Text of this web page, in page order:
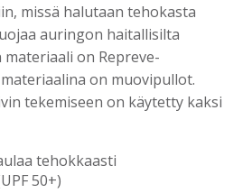
missä halutaan tehokasta
auringon haitallisilta
on Repreve-
on muovipullot.
tekemiseen on käytetty kaksi
tehokkaasti
50+)